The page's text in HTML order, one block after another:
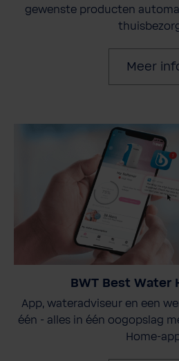
gewenste producten
Meer
BWT Best Water
App, wateradviseur en een
één - alles in één oogopslag
Home-